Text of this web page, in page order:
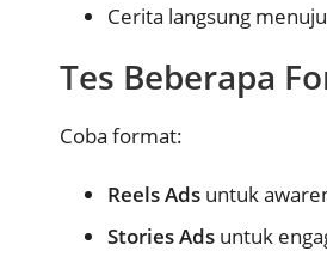
Cerita langsung menuju
Tes Beberapa
Coba format:
Reels Ads untuk
Stories Ads untuk